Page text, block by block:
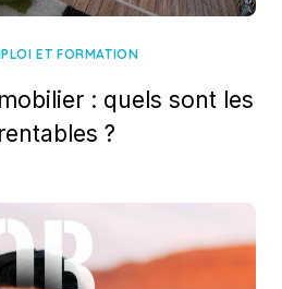
ET FORMATION
: quels sont les
?